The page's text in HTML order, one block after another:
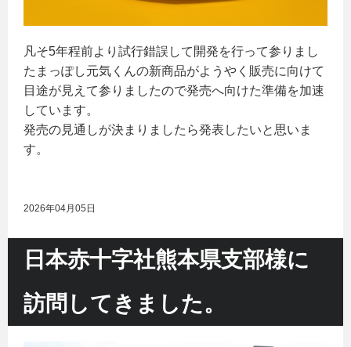
凡そ5年程前より試行錯誤して開発を行って参りまし
たまっぽし元気くんの新商品がようやく販売に向けて
目途が見えて参りましたので発売へ向けた準備を加速
しています。
発売の見通しが決まりましたら発表したいと思いま
す。
2026年04月05日
日本赤十字社熊本県支部様に
訪問してきました。